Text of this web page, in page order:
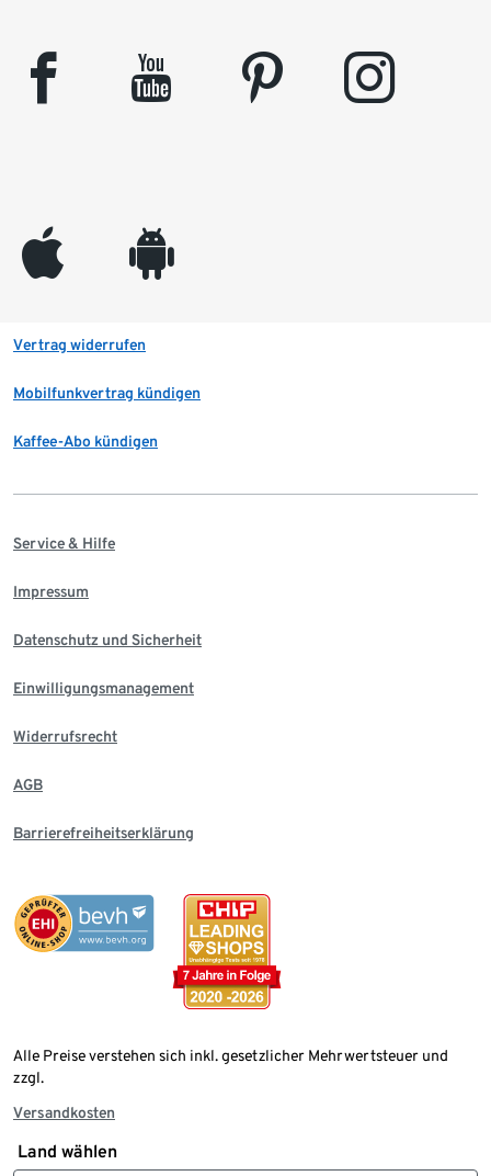
facebook youtube pinterest instagram
appleinc android
Vertrag widerrufen
Mobilfunkvertrag kündigen
Kaffee-Abo kündigen
Service & Hilfe
Impressum
Datenschutz und Sicherheit
Einwilligungsmanagement
Widerrufsrecht
AGB
Barrierefreiheitserklärung
Alle Preise verstehen sich inkl. gesetzlicher Mehrwertsteuer und
zzgl.
Versandkosten
Land wählen